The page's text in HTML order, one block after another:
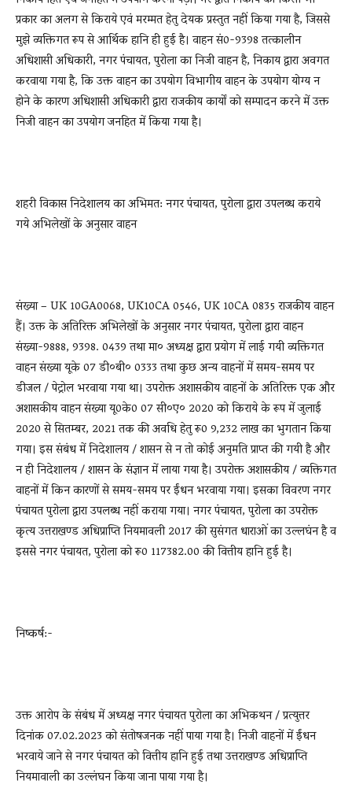
प्रकार का अलग से किराये एवं मरम्मत हेतु देयक प्रस्तुत नहीं किया गया है, जिससे
मुझे व्यक्तिगत रूप से आर्थिक हानि ही हुई है। वाहन सं0-9398 तत्कालीन
अधिशासी अधिकारी, नगर पंचायत, पुरोला का निजी वाहन है, निकाय द्वारा अवगत
करवाया गया है, कि उक्त वाहन का उपयोग विभागीय वाहन के उपयोग योग्य न
होने के कारण अधिशासी अधिकारी द्वारा राजकीय कार्यों को सम्पादन करने में उक्त
निजी वाहन का उपयोग जनहित में किया गया है।
शहरी विकास निदेशालय का अभिमत: नगर पंचायत, पुरोला द्वारा उपलब्ध कराये
गये अभिलेखों के अनुसार वाहन
संख्या – UK 10GA0068, UK10CA 0546, UK 10CA 0835 राजकीय वाहन
हैं। उक्त के अतिरिक्त अभिलेखों के अनुसार नगर पंचायत, पुरोला द्वारा वाहन
संख्या-9888, 9398. 0439 तथा मा० अध्यक्ष द्वारा प्रयोग में लाई गयी व्यक्तिगत
वाहन संख्या यूके 07 डी०बी० 0333 तथा कुछ अन्य वाहनों में समय-समय पर
डीजल / पेट्रोल भरवाया गया था। उपरोक्त अशासकीय वाहनों के अतिरिक्त एक और
अशासकीय वाहन संख्या यू0के0 07 सी०ए० 2020 को किराये के रूप में जुलाई
2020 से सितम्बर, 2021 तक की अवधि हेतु रू0 9,232 लाख का भुगतान किया
गया। इस संबंध में निदेशालय / शासन से न तो कोई अनुमति प्राप्त की गयी है और
न ही निदेशालय / शासन के संज्ञान में लाया गया है। उपरोक्त अशासकीय / व्यक्तिगत
वाहनों में किन कारणों से समय-समय पर ईंधन भरवाया गया। इसका विवरण नगर
पंचायत पुरोला द्वारा उपलब्ध नहीं कराया गया। नगर पंचायत, पुरोला का उपरोक्त
कृत्य उत्तराखण्ड अधिप्राप्ति नियमावली 2017 की सुसंगत धाराओं का उल्लघंन है व
इससे नगर पंचायत, पुरोला को रू0 117382.00 की वित्तीय हानि हुई है।
निष्कर्ष:-
उक्त आरोप के संबंध में अध्यक्ष नगर पंचायत पुरोला का अभिकथन / प्रत्युत्तर
दिनांक 07.02.2023 को संतोषजनक नहीं पाया गया है। निजी वाहनों में ईंधन
भरवाये जाने से नगर पंचायत को वित्तीय हानि हुई तथा उत्तराखण्ड अधिप्राप्ति
नियमावाली का उल्लंघन किया जाना पाया गया है।